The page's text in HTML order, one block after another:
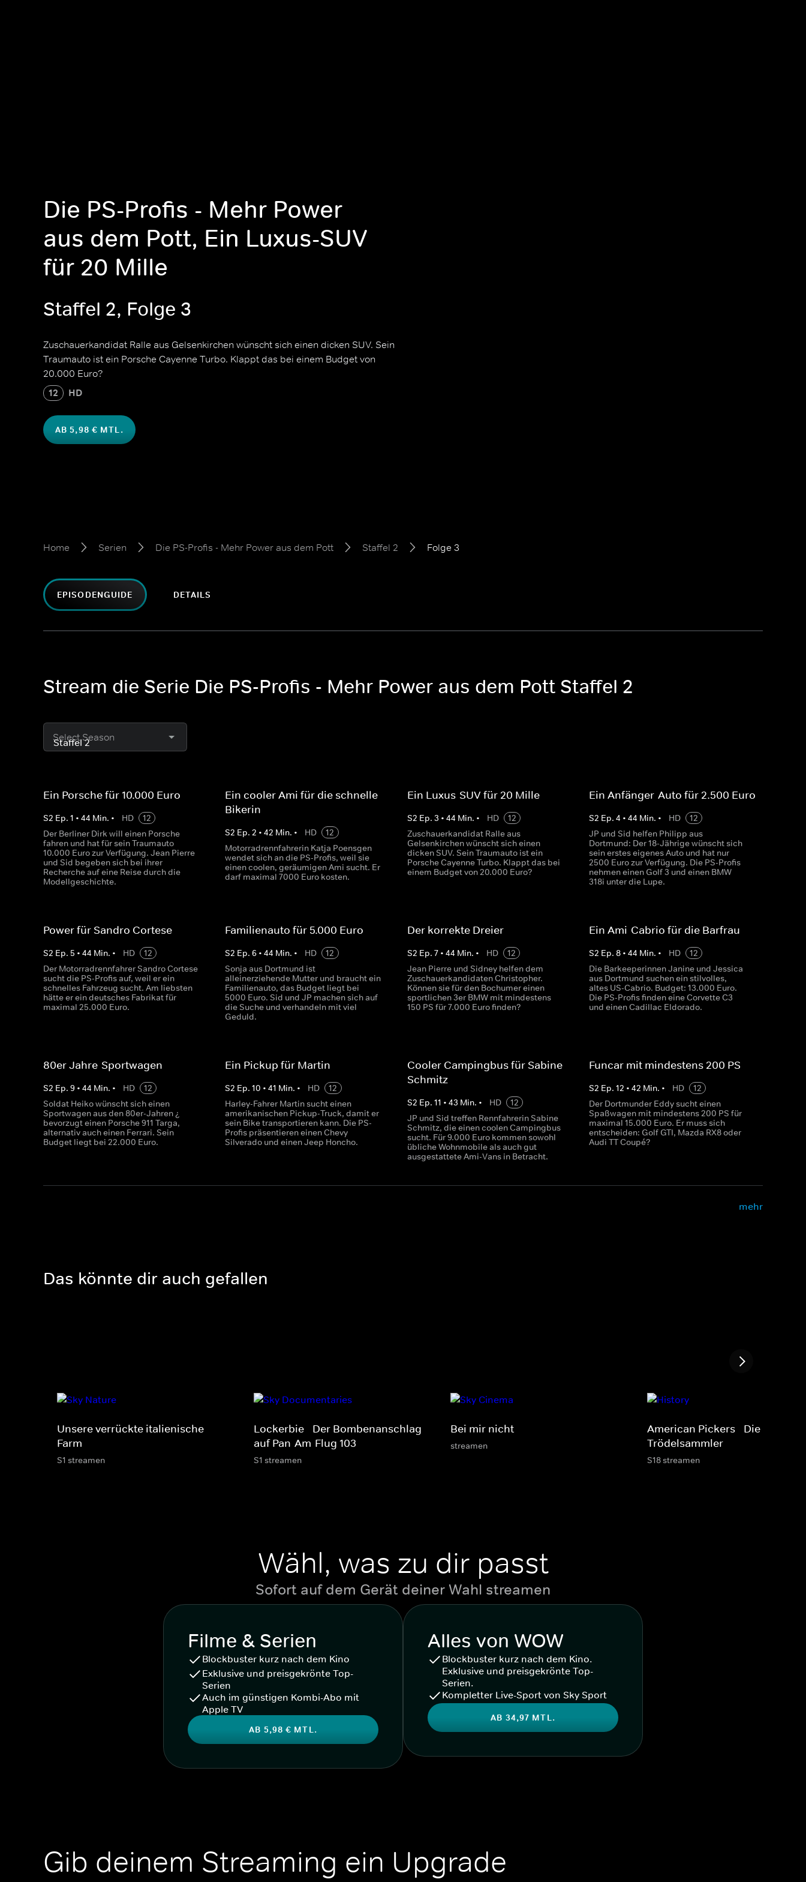
Die PS-Profis - Mehr Power
aus dem Pott, Ein Luxus-SUV
für 20 Mille
Staffel 2, Folge 3
Zuschauerkandidat Ralle aus Gelsenkirchen wünscht sich einen dicken SUV. Sein
Traumauto ist ein Porsche Cayenne Turbo. Klappt das bei einem Budget von
20.000 Euro?
12 HD
AB 5,98 € MTL.
Home Serien Die PS-Profis - Mehr Power aus dem Pott Staffel 2 Folge 3
EPISODENGUIDE DETAILS
Stream die Serie Die PS-Profis - Mehr Power aus dem Pott Staffel 2
Select Season
Ein Porsche für 10.000 Euro
S2 Ep. 1 • 44 Min. • HD
12
Der Berliner Dirk will einen Porsche
fahren und hat für sein Traumauto
10.000 Euro zur Verfügung. Jean Pierre
und Sid begeben sich bei ihrer
Recherche auf eine Reise durch die
Modellgeschichte.
Ein cooler Ami für die schnelle
Bikerin
S2 Ep.2 •42 Min. • HD
12
Motorradrennfahrerin Katja Poensgen
wendet sich an die PS-Profis, weil sie
einen coolen, geräumigen Ami sucht. Er
darf maximal 7000 Euro kosten.
Ein Luxus-SUV für 20 Mille
S2 Ep. 3 • 44 Min. • HD
12
Zuschauerkandidat Ralle aus
Gelsenkirchen wünscht sich einen
dicken SUV. Sein Traumauto ist ein
Porsche Cayenne Turbo. Klappt das bei
einem Budget von 20.000 Euro?
Ein Anfänger-Auto für 2.500 Euro
S2 Ep. 4 • 44 Min. • HD
12
JP und Sid helfen Philipp aus
Dortmund: Der 18-Jährige wünscht sich
sein erstes eigenes Auto und hat nur
2500 Euro zur Verfügung. Die PS-Profis
nehmen einen Golf 3 und einen BMW
318i unter die Lupe.
Power für Sandro Cortese
S2 Ep. 5 • 44 Min. • HD
12
Der Motorradrennfahrer Sandro Cortese
sucht die PS-Profis auf, weil er ein
schnelles Fahrzeug sucht. Am liebsten
hätte er ein deutsches Fabrikat für
maximal 25.000 Euro.
Familienauto für 5.000 Euro
S2 Ep.6 •44 Min. • HD
12
Sonja aus Dortmund ist
alleinerziehende Mutter und braucht ein
Familienauto, das Budget liegt bei
5000 Euro. Sid und JP machen sich auf
die Suche und verhandeln mit viel
Geduld.
Der korrekte Dreier
S2 Ep. 7• 44 Min. • HD
12
Jean Pierre und Sidney helfen dem
Zuschauerkandidaten Christopher.
Können sie für den Bochumer einen
sportlichen 3er BMW mit mindestens
150 PS für 7.000 Euro finden?
Ein Ami-Cabrio für die Barfrau
S2 Ep. 8• 44 Min. • HD
12
Die Barkeeperinnen Janine und Jessica
aus Dortmund suchen ein stilvolles,
altes US-Cabrio. Budget: 13.000 Euro.
Die PS-Profis finden eine Corvette C3
und einen Cadillac Eldorado.
80er Jahre-Sportwagen
S2 Ep. 9 • 44 Min. • HD
12
Soldat Heiko wünscht sich einen
Sportwagen aus den 80er-Jahren ¿
bevorzugt einen Porsche 911 Targa,
alternativ auch einen Ferrari. Sein
Budget liegt bei 22.000 Euro.
Ein Pickup für Martin
S2 Ep.10 •41 Min. • HD
12
Harley-Fahrer Martin sucht einen
amerikanischen Pickup-Truck, damit er
sein Bike transportieren kann. Die PS-
Profis präsentieren einen Chevy
Silverado und einen Jeep Honcho.
Cooler Campingbus für Sabine
Schmitz
S2 Ep. 11 • 43 Min. • HD
12
JP und Sid treffen Rennfahrerin Sabine
Schmitz, die einen coolen Campingbus
sucht. Für 9.000 Euro kommen sowohl
übliche Wohnmobile als auch gut
ausgestattete Ami-Vans in Betracht.
Funcar mit mindestens 200 PS
S2 Ep. 12 • 42 Min. • HD
12
Der Dortmunder Eddy sucht einen
Spaßwagen mit mindestens 200 PS für
maximal 15.000 Euro. Er muss sich
entscheiden: Golf GTI, Mazda RX8 oder
Audi TT Coupé?
mehr
Das könnte dir auch gefallen
Unsere verrückte italienische
Farm
S1 streamen
Lockerbie - Der Bombenanschlag
auf Pan-Am-Flug 103
S1 streamen
Bei mir nicht
streamen
American Pickers - Die
Trödelsammler
S18 streamen
Wähl, was zu dir passt
Sofort auf dem Gerät deiner Wahl streamen
Filme & Serien
Blockbuster kurz nach dem Kino
Exklusive und preisgekrönte Top-
Serien
Auch im günstigen Kombi-Abo mit
Apple TV
AB 5,98 € MTL.
Alles von WOW
Blockbuster kurz nach dem Kino.
Exklusive und preisgekrönte Top-
Serien.
Kompletter Live-Sport von Sky Sport
AB 34,97 MTL.
Gib deinem Streaming ein Upgrade